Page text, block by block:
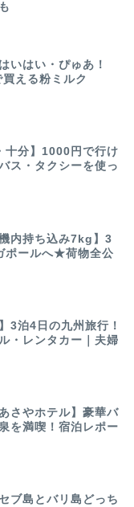
いはい・ぴゅあ！
える粉ミルク
十分】1000円で行け
ス・タクシーを使っ
内持ち込み7kg】3
ポールへ★荷物全公
3泊4日の九州旅行！
・レンタカー｜夫婦
さやホテル】豪華バ
を満喫！宿泊レポー
ブ島とバリ島どっち